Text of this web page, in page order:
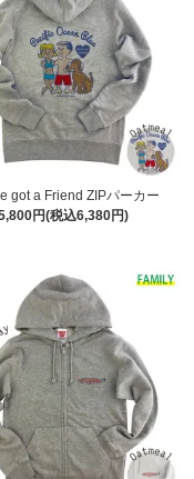
got a Friend ZIPパーカー
円(税込6,380円)